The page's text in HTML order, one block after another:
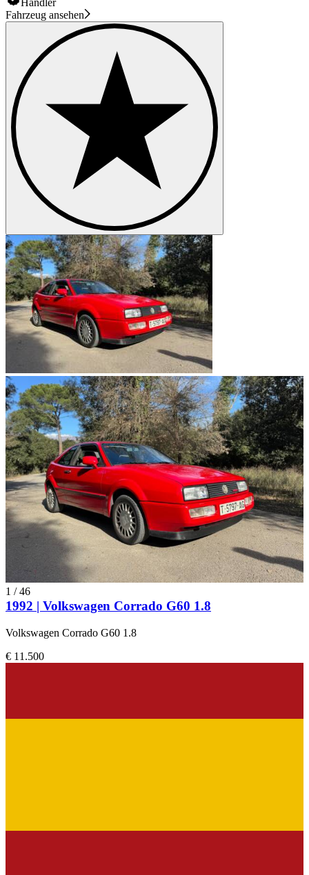
Händler
Fahrzeug ansehen
1 /46
1992 | Volkswagen Corrado G60 1.8
Volkswagen Corrado G60 1.8
€ 11.500